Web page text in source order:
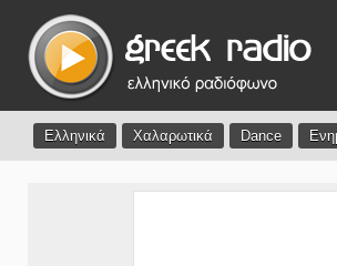
Ελληνικά Χαλαρωτικά Dance